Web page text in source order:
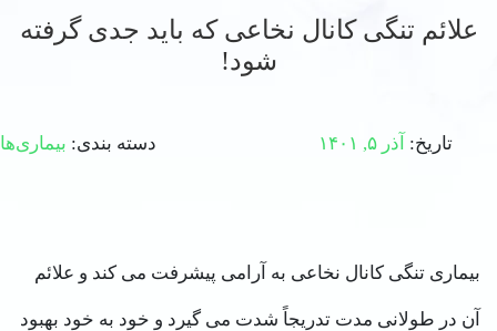
علائم تنگی کانال نخاعی که باید جدی گرفته
شود!
تاریخ: آذر ۵, ۱۴۰۱ دسته بندی: بیماری‌ها
بیماری تنگی کانال نخاعی به آرامی پیشرفت می کند و علائم
آن در طولانی مدت تدریجاً شدت می گیرد و خود به خود بهبود